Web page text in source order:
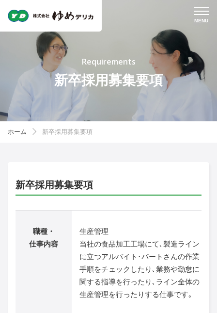
Requirements
新卒採用募集要項
ホーム 新卒採用募集要項
新卒採用募集要項
職種・
仕事内容
生産管理
当社の食品加工工場にて､製造ライン
に立つアルバイト･パートさんの作業
手順をチェックしたり､業務や勤怠に
関する指導を行ったり､ライン全体の
生産管理を行ったりする仕事です｡